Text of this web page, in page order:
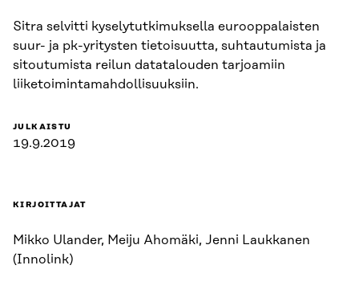
Sitra selvitti kyselytutkimuksella eurooppalaisten
suur- ja pk-yritysten tietoisuutta, suhtautumista ja
sitoutumista reilun datatalouden tarjoamiin
liiketoimintamahdollisuuksiin.
JULKAISTU
19.9.2019
KIRJOITTAJAT
Mikko Ulander, Meiju Ahomäki, Jenni Laukkanen
(Innolink)